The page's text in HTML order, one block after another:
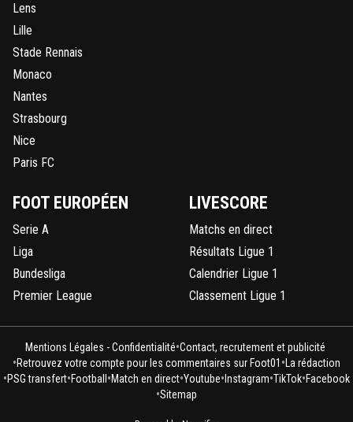
Lens
Lille
Stade Rennais
Monaco
Nantes
Strasbourg
Nice
Paris FC
FOOT EUROPÉEN
Serie A
Liga
Bundesliga
Premier League
LIVESCORE
Matchs en direct
Résultats Ligue 1
Calendrier Ligue 1
Classement Ligue 1
Mentions Légales - Confidentialité•Contact, recrutement et publicité
•Retrouvez votre compte pour les commentaires sur Foot01 • La rédaction
•PSG transfert•Football •Match en direct•Youtube• Instagram•TikTok•Facebook
•Sitemap